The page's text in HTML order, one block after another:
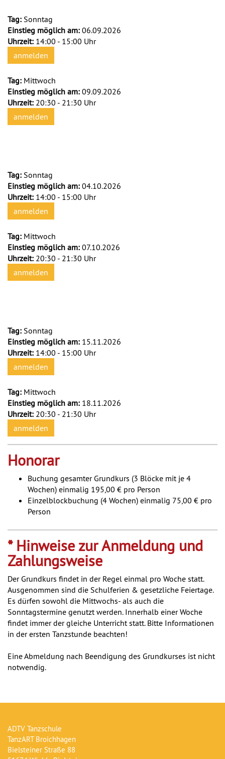
Tag: Sonntag
Einstieg möglich am: 06.09.2026
Uhrzeit: 14:00 - 15:00 Uhr
anmelden
Tag: Mittwoch
Einstieg möglich am: 09.09.2026
Uhrzeit: 20:30 - 21:30 Uhr
anmelden
Tag: Sonntag
Einstieg möglich am: 04.10.2026
Uhrzeit: 14:00 - 15:00 Uhr
anmelden
Tag: Mittwoch
Einstieg möglich am: 07.10.2026
Uhrzeit: 20:30 - 21:30 Uhr
anmelden
Tag: Sonntag
Einstieg möglich am: 15.11.2026
Uhrzeit: 14:00 - 15:00 Uhr
anmelden
Tag: Mittwoch
Einstieg möglich am: 18.11.2026
Uhrzeit: 20:30 - 21:30 Uhr
anmelden
Honorar
Buchung gesamter Grundkurs (3 Blöcke mit je 4
Wochen) einmalig 195,00 € pro Person
Einzelblockbuchung (4 Wochen) einmalig 75,00 € pro
Person
* Hinweise zur Anmeldung und
Zahlungsweise
Der Grundkurs findet in der Regel einmal pro Woche statt.
Ausgenommen sind die Schulferien & gesetzliche Feiertage.
Es dürfen sowohl die Mittwochs- als auch die
Sonntagstermine genutzt werden. Innerhalb einer Woche
findet immer der gleiche Unterricht statt. Bitte Informationen
in der ersten Tanzstunde beachten!
Eine Abmeldung nach Beendigung des Grundkurses ist nicht
notwendig.
ADTV Tanzschule
TanzART Broichhagen
Bielsteiner Straße 88